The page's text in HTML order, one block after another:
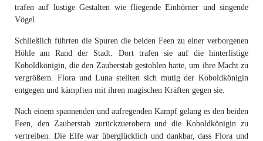
trafen auf lustige Gestalten wie fliegende Einhörner und singende
Vögel.
Schließlich führten die Spuren die beiden Feen zu einer verborgenen
Höhle am Rand der Stadt. Dort trafen sie auf die hinterlistige
Koboldkönigin, die den Zauberstab gestohlen hatte, um ihre Macht zu
vergrößern. Flora und Luna stellten sich mutig der Koboldkönigin
entgegen und kämpften mit ihren magischen Kräften gegen sie.
Nach einem spannenden und aufregenden Kampf gelang es den beiden
Feen, den Zauberstab zurückzuerobern und die Koboldkönigin zu
vertreiben. Die Elfe war überglücklich und dankbar, dass Flora und